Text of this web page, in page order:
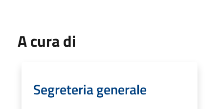
A cura di
Segreteria generale